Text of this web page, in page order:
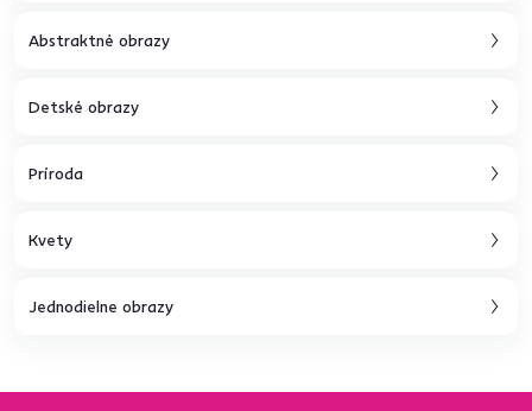
Abstraktné obrazy
Detské obrazy
Príroda
Kvety
Jednodielne obrazy